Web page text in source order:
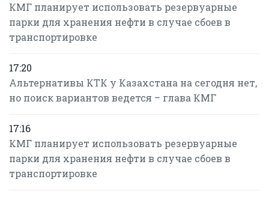
КМГ планирует использовать резервуарные
парки для хранения нефти в случае сбоев в
транспортировке
17:20
Альтернативы КТК у Казахстана на сегодня нет,
но поиск вариантов ведется – глава КМГ
17:16
КМГ планирует использовать резервуарные
парки для хранения нефти в случае сбоев в
транспортировке